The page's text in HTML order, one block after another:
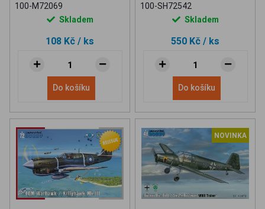
100-M72069
Skladem
108 Kč / ks
Do košíku
100-SH72542
Skladem
550 Kč / ks
Do košíku
NOVINKA